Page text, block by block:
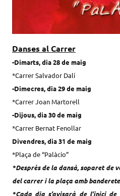
Danses al Carrer
-Dimarts, dia28de maig
*Carrer Salvador Dalí
-Dimecres, dia29de maig
*Carrer Joan Martorell
-Dijous, dia30de maig
*Carrer Bernat Fenollar
Divendres, dia31 de maig
*Plaça de “Palàcio”
*Després de la dansà, soparet de
del carrer i la plaça amb
*Cada dia s’avisarà de l’inici